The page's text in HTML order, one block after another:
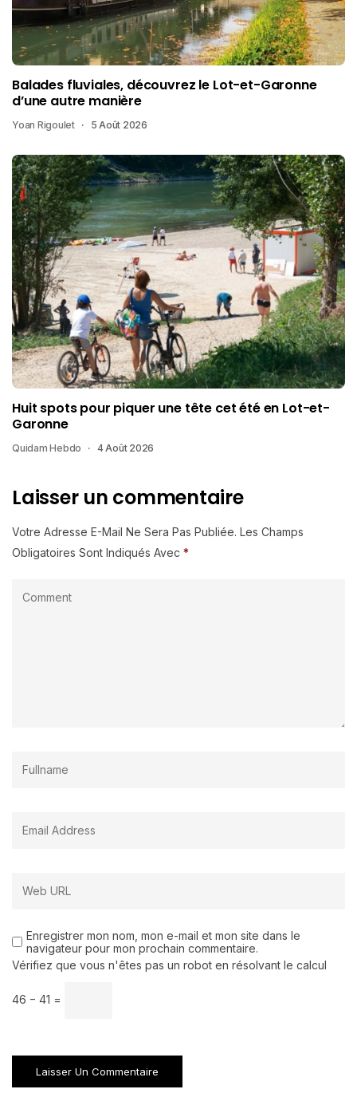
Balades fluviales, découvrez le Lot-et-Garonne
d’une autre manière
Yoan Rigoulet 5 Août 2026
Huit spots pour piquer une tête cet été en Lot-et-
Garonne
Quidam Hebdo 4 Août 2026
Laisser un commentaire
Votre Adresse E-Mail Ne Sera Pas Publiée. Les Champs
Obligatoires Sont Indiqués Avec *
Enregistrer mon nom, mon e-mail et mon site dans le
navigateur pour mon prochain commentaire.
Vérifiez que vous n'êtes pas un robot en résolvant le calcul
46 − 41 =